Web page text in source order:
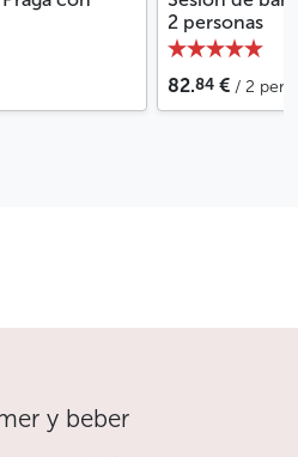
2 personas
82.84 € / 2
y beber